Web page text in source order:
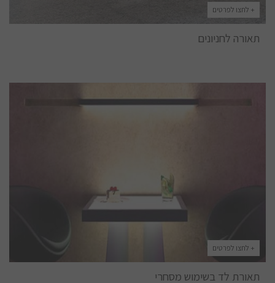
+ לחצו לפרטים
תאורה לחניונים
+ לחצו לפרטים
תאורת לד בשימוש מסחרי